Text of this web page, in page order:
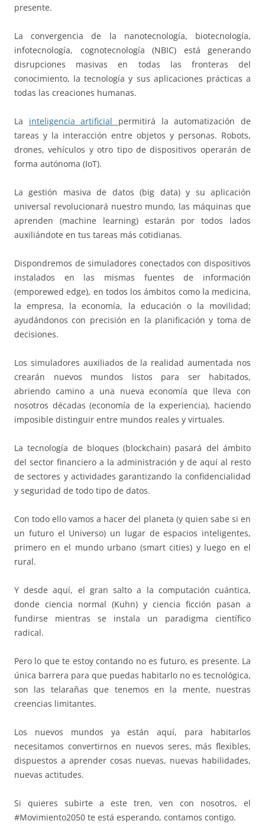
presente.
La convergencia de la nanotecnología, biotecnología,
infotecnología, cognotecnología (NBIC) está generando
disrupciones masivas en todas las fronteras del
conocimiento, la tecnología y sus aplicaciones prácticas a
todas las creaciones humanas.
La inteligencia artificial permitirá la automatización de
tareas y la interacción entre objetos y personas. Robots,
drones, vehículos y otro tipo de dispositivos operarán de
forma autónoma (IoT).
La gestión masiva de datos (big data) y su aplicación
universal revolucionará nuestro mundo, las máquinas que
aprenden (machine learning) estarán por todos lados
auxiliándote en tus tareas más cotidianas.
Dispondremos de simuladores conectados con dispositivos
instalados en las mismas fuentes de información
(emporewed edge), en todos los ámbitos como la medicina,
la empresa, la economía, la educación o la movilidad;
ayudándonos con precisión en la planificación y toma de
decisiones.
Los simuladores auxiliados de la realidad aumentada nos
crearán nuevos mundos listos para ser habitados,
abriendo camino a una nueva economía que lleva con
nosotros décadas (economía de la experiencia), haciendo
imposible distinguir entre mundos reales y virtuales.
La tecnología de bloques (blockchain) pasará del ámbito
del sector financiero a la administración y de aquí al resto
de sectores y actividades garantizando la confidencialidad
y seguridad de todo tipo de datos.
Con todo ello vamos a hacer del planeta (y quien sabe si en
un futuro el Universo) un lugar de espacios inteligentes,
primero en el mundo urbano (smart cities) y luego en el
rural.
Y desde aquí, el gran salto a la computación cuántica,
donde ciencia normal (Kuhn) y ciencia ficción pasan a
fundirse mientras se instala un paradigma científico
radical.
Pero lo que te estoy contando no es futuro, es presente. La
única barrera para que puedas habitarlo no es tecnológica,
son las telarañas que tenemos en la mente, nuestras
creencias limitantes.
Los nuevos mundos ya están aquí, para habitarlos
necesitamos convertirnos en nuevos seres, más flexibles,
dispuestos a aprender cosas nuevas, nuevas habilidades,
nuevas actitudes.
Si quieres subirte a este tren, ven con nosotros, el
#Movimiento2050 te está esperando, contamos contigo.